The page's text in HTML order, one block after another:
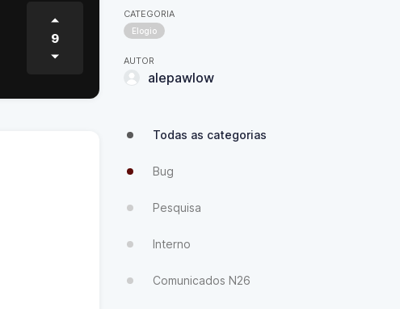
9
CATEGORIA
Elogio
AUTOR
alepawlow
Todas as categorias
Bug
Pesquisa
Interno
Comunicados N26